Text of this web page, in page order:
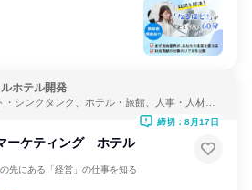
ホテル開発
シンクタンク、ホテル・旅館、人事・人材サ
ーケティング ホテル
先にある「経営」の仕事を知る
締切：8月17日